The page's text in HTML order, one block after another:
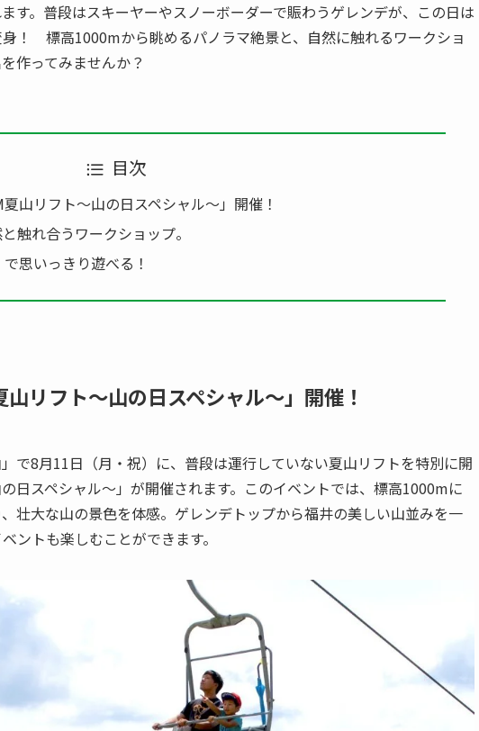
す。普段はスキーヤーやスノーボーダーで賑わうゲレンデが、この日は
！ 標高1000mから眺めるパノラマ絶景と、自然に触れるワークショ
作ってみませんか？
目次
山リフト～山の日スペシャル～」開催！
れ合うワークショップ。
思いっきり遊べる！
リフト～山の日スペシャル～」開催！
で8月11日（月・祝）に、普段は運行していない夏山リフトを特別に開
日スペシャル～」が開催されます。このイベントでは、標高1000mに
壮大な山の景色を体感。ゲレンデトップから福井の美しい山並みを一
ントも楽しむことができます。